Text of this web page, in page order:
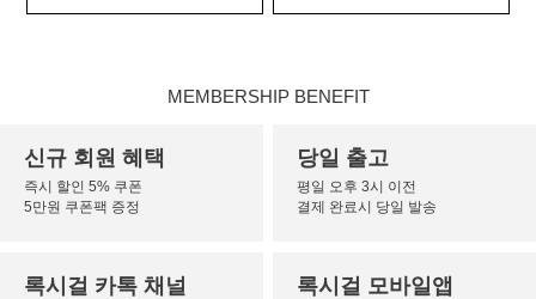
MEMBERSHIP BENEFIT
신규 회원 혜택
즉시 할인 5% 쿠폰
5만원 쿠폰팩 증정
당일 출고
평일 오후 3시 이전
결제 완료시 당일 발송
록시걸 카톡 채널 록시걸 모바일앱